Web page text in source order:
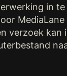
in
verzoek kan